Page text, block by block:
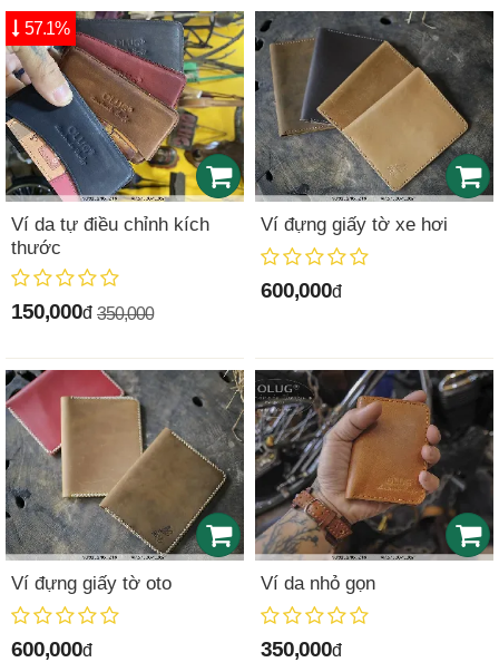
Ví da tự điều chỉnh kích
thước
150,000đ 350,000
57.1%
Ví đựng giấy tờ xe hơi
600,000đ
Ví đựng giấy tờ oto
600,000đ
Ví da nhỏ gọn
350,000đ